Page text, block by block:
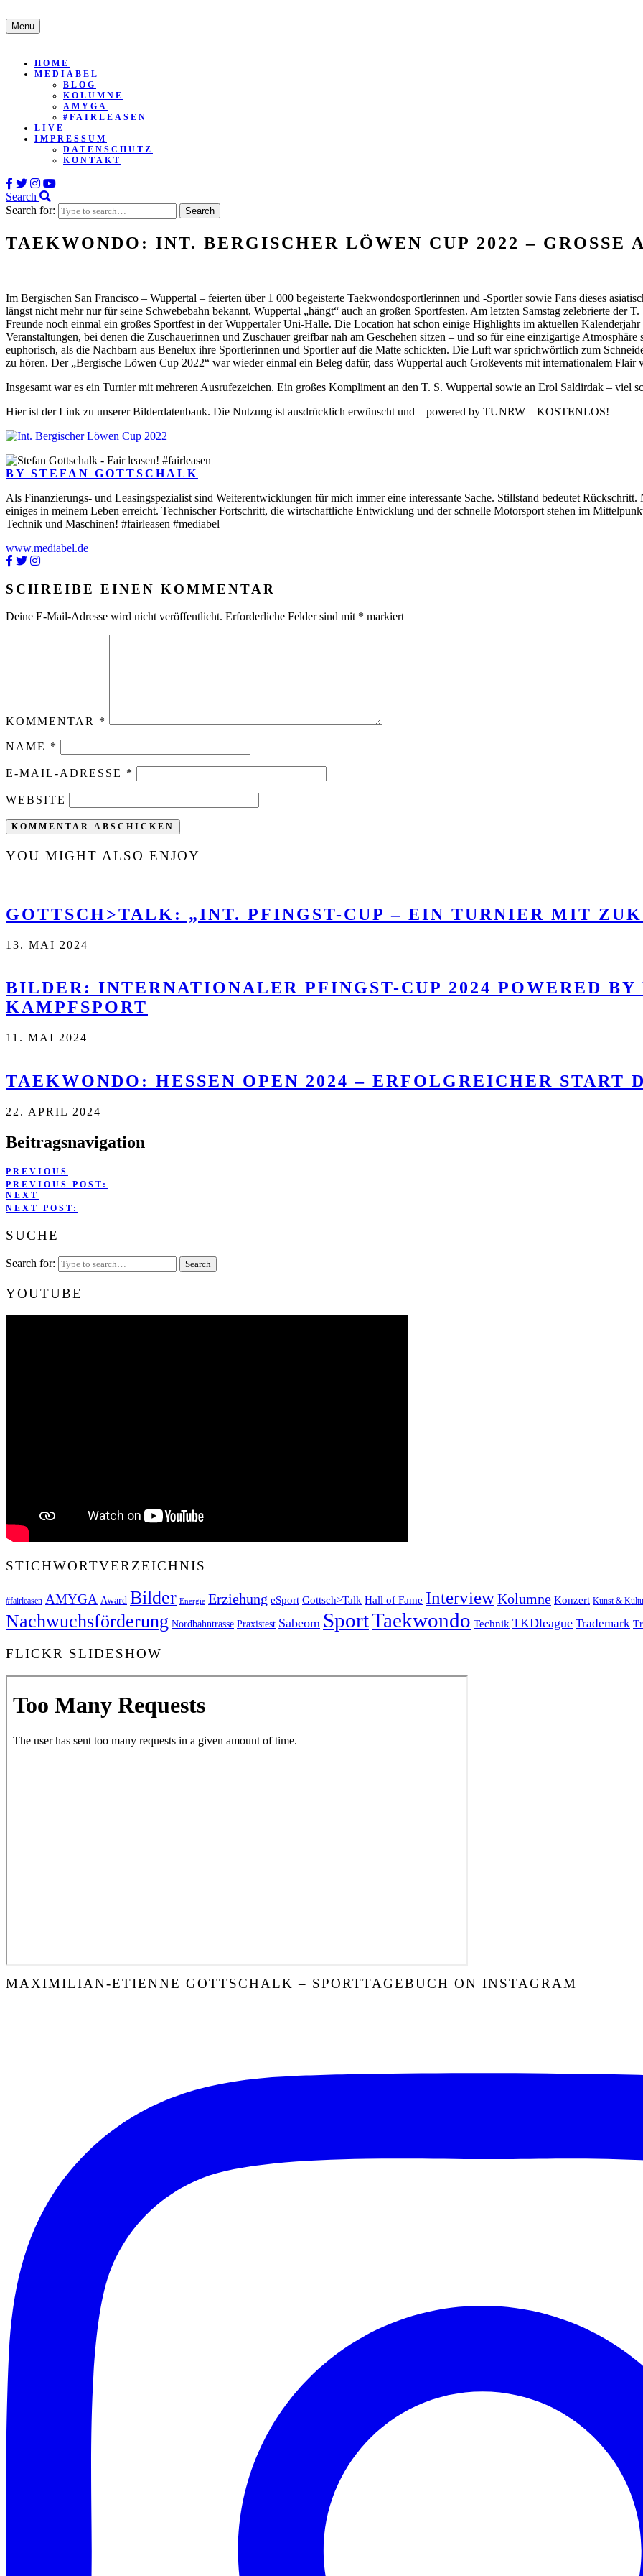
Menu
HOME
MEDIABEL
BLOG
KOLUMNE
AMYGA
#FAIRLEASEN
LIVE
IMPRESSUM
DATENSCHUTZ
KONTAKT
Search
Search for:
TAEKWONDO: INT. BERGISCHER LÖWEN CUP 2022 – GROSSE
Im Bergischen San Francisco – Wuppertal – feierten über 1 000 begeisterte Taekwondosportlerinnen und -Sportler sowie Fans dieses
längst nicht mehr nur für seine Schwebebahn bekannt, Wuppertal „hängt“ auch an großen Sportfesten. Am letzten Samstag zelebrierte der
Freunde noch einmal ein großes Sportfest in der Wuppertaler Uni-Halle. Die Location hat schon einige Highlights im aktuellen
Veranstaltungen, bei denen die Zuschauerinnen und Zuschauer greifbar nah am Geschehen sitzen – und so für eine einzigartige
euphorisch, als die Nachbarn aus Benelux ihre Sportlerinnen und Sportler auf die Matte schickten. Die Luft war sprichwörtlich zum
zu hören. Der „Bergische Löwen Cup 2022“ war wieder einmal ein Beleg dafür, dass Wuppertal auch Großevents mit internationalem Flair
Insgesamt war es ein Turnier mit mehreren Ausrufezeichen. Ein großes Kompliment an den T. S. Wuppertal sowie an Erol Saldirdak – viel
Hier ist der Link zu unserer Bilderdatenbank. Die Nutzung ist ausdrücklich erwünscht und – powered by TUNRW – KOSTENLOS!
BY STEFAN GOTTSCHALK
Als Finanzierungs- und Leasingspezialist sind Weiterentwicklungen für mich immer eine interessante Sache. Stillstand bedeutet
einiges in meinem Leben erreicht. Technischer Fortschritt, die wirtschaftliche Entwicklung und der schnelle Motorsport stehen im
Technik und Maschinen! #fairleasen #mediabel
www.mediabel.de
SCHREIBE EINEN KOMMENTAR
Deine E-Mail-Adresse wird nicht veröffentlicht. Erforderliche Felder sind mit * markiert
KOMMENTAR *
NAME *
E-MAIL-ADRESSE *
WEBSITE
YOU MIGHT ALSO ENJOY
GOTTSCH>TALK: „INT. PFINGST-CUP – EIN TURNIER MIT
13. MAI 2024
BILDER: INTERNATIONALER PFINGST-CUP 2024 POWERED
KAMPFSPORT
11. MAI 2024
TAEKWONDO: HESSEN OPEN 2024 – ERFOLGREICHER START
22. APRIL 2024
Beitragsnavigation
PREVIOUS
PREVIOUS POST:
NEXT
NEXT POST:
SUCHE
Search for:
YOUTUBE
STICHWORTVERZEICHNIS
#fairleasen AMYGA Award Bilder Energie Erziehung eSport Gottsch>Talk Hall of Fame InterviewKolumne Konzert Kunst &
Nachwuchsförderung Nordbahntrasse Praxistest Sabeom SportTaekwondo Technik TKDleague Trademark
FLICKR SLIDESHOW
MAXIMILIAN-ETIENNE GOTTSCHALK – SPORTTAGEBUCH ON INSTAGRAM